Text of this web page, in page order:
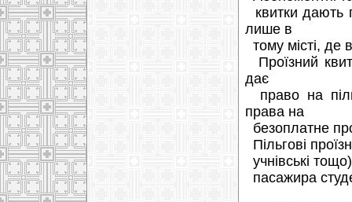
квитки дають
лише в
тому місті, де
Проїзний
дає
право на
права на
безоплатне
Пільгові
учнівські
пасажира